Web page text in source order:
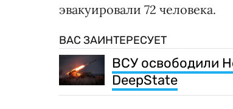
эвакуировали 72 человека.
ВАС ЗАИНТЕРЕСУЕТ
ВСУ освободили
DeepState